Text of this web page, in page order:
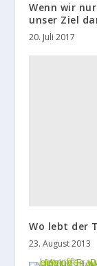
Wenn wir
unser Ziel
20. Juli 2017
Wo lebt der
23. August 2013